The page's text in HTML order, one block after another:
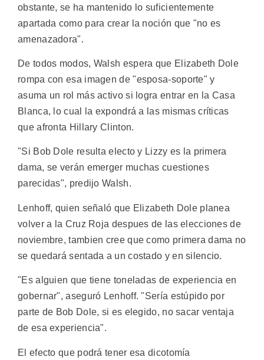
obstante, se ha mantenido lo suficientemente
apartada como para crear la noción que "no es
amenazadora".
De todos modos, Walsh espera que Elizabeth Dole
rompa con esa imagen de "esposa-soporte" y
asuma un rol más activo si logra entrar en la Casa
Blanca, lo cual la expondrá a las mismas críticas
que afronta Hillary Clinton.
"Si Bob Dole resulta electo y Lizzy es la primera
dama, se verán emerger muchas cuestiones
parecidas", predijo Walsh.
Lenhoff, quien señaló que Elizabeth Dole planea
volver a la Cruz Roja despues de las elecciones de
noviembre, tambien cree que como primera dama no
se quedará sentada a un costado y en silencio.
"Es alguien que tiene toneladas de experiencia en
gobernar", aseguró Lenhoff. "Sería estúpido por
parte de Bob Dole, si es elegido, no sacar ventaja
de esa experiencia".
El efecto que podrá tener esa dicotomía